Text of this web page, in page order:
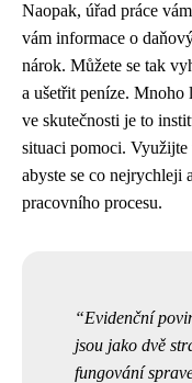
Naopak, úřad práce
vám informace o
nárok. Můžete se tak
a ušetřit peníze. Mnoho
ve skutečnosti je to
situaci pomoci.
abyste se co nejrychleji
pracovního procesu.
Evidenční
jsou jako dvě
fungování